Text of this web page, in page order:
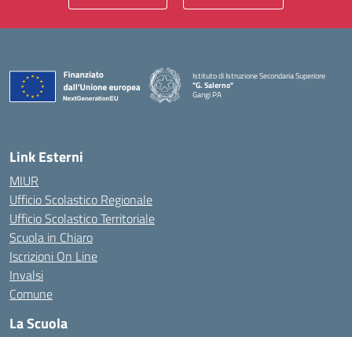
Istituto di Istruzione Secondaria Superiore
"G. Salerno"
Gangi PA
— Visita la pagina iniziale della scuola
Link Esterni
MIUR
Ufficio Scolastico Regionale
Ufficio Scolastico Territoriale
Scuola in Chiaro
Iscrizioni On Line
Invalsi
Comune
La Scuola